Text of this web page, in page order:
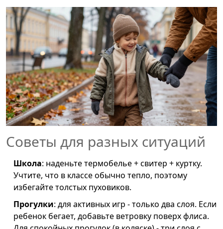
Советы для разных ситуаций
Школа: наденьте термобелье + свитер + куртку.
Учтите, что в классе обычно тепло, поэтому
избегайте толстых пуховиков.
Прогулки: для активных игр - только два слоя. Если
ребенок бегает, добавьте ветровку поверх флиса.